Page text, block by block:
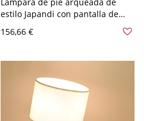
estilo Japandi con pantalla de
bambú, altura ajustable, tambor,
71", 110V-120V
156,66 €